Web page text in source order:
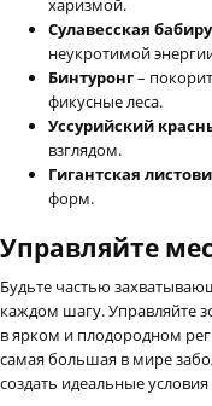
харизмой.
Сулавесская
неукротимой
Бинтуронг–
фикусные леса.
Уссурийский
взглядом.
Гигантская
форм.
Управляйте
Будьте частью
каждом шагу. Управляйте
в ярком и плодородном
самая большая в мире
создать идеальные